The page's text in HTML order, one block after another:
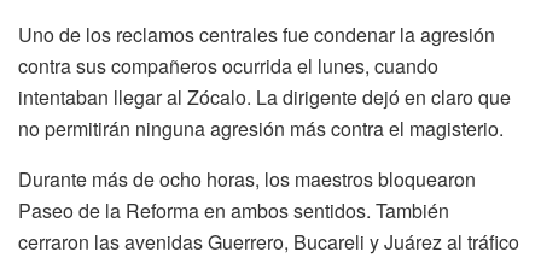
Uno de los reclamos centrales fue condenar la agresión
contra sus compañeros ocurrida el lunes, cuando
intentaban llegar al Zócalo. La dirigente dejó en claro que
no permitirán ninguna agresión más contra el magisterio.
Durante más de ocho horas, los maestros bloquearon
Paseo de la Reforma en ambos sentidos. También
cerraron las avenidas Guerrero, Bucareli y Juárez al tráfico